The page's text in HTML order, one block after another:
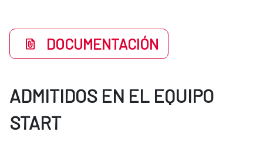
DOCUMENTACIÓN
ADMITIDOS EN EL EQUIPO
START